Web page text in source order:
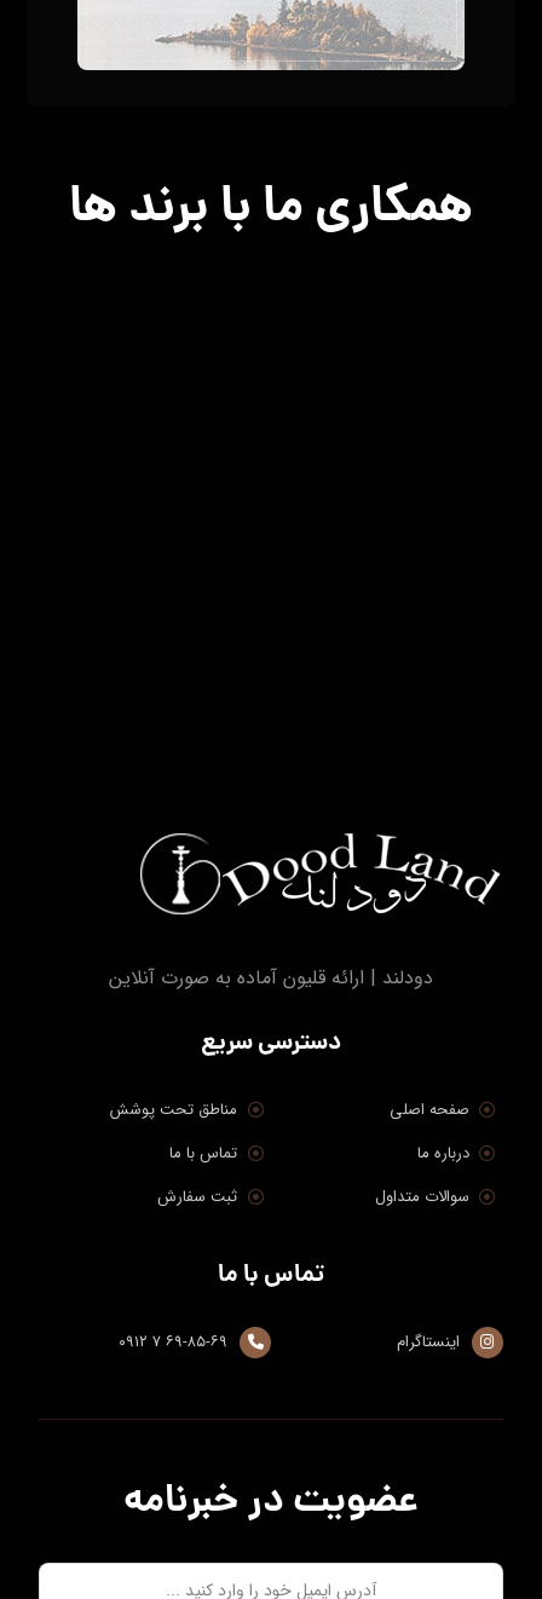
همکاری ما با برند ها
دودلند | ارائه قلیون آماده به صورت آنلاین
دسترسی سریع
صفحه اصلی
مناطق تحت پوشش
درباره ما
تماس با ما
سوالات متداول
ثبت سفارش
تماس با ما
۶۹-۸۵-۶۹ ۷ ۰۹۱۲ اینستاگرام
عضویت در خبرنامه